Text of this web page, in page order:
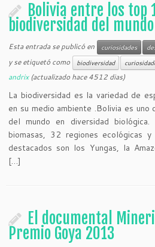
Bolivia entre los top
biodiversidad del mundo
Esta entrada se publicó en curiosidades
y se etiquetó como biodiversidad
andrix(actualizado hace 4512 dias)
La biodiversidad es la variedad de
en su medio ambiente .Bolivia es uno
del mundo en diversidad
biomasas, 32 regiones ecológicas
destacados son los Yungas, la
[…]
El documental
Premio Goya 2013